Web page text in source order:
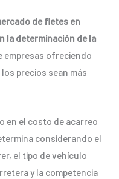
de fletes en
la determinación de la
empresas ofreciendo
precios sean más
en el costo de acarreo
considerando el
el tipo de vehículo
y la competencia